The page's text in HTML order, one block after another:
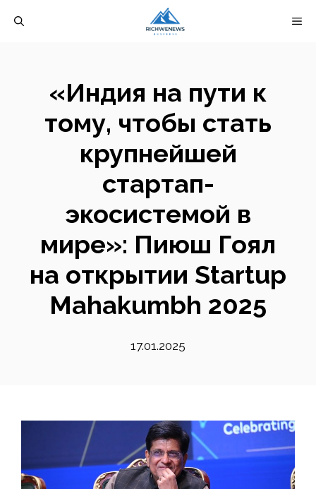
«Индия на пути к
тому, чтобы стать
крупнейшей
стартап-
экосистемой в
мире»: Пиюш Гоял
на открытии Startup
Mahakumbh 2025
17.01.2025